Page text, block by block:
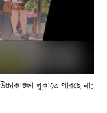
লুকাতে পারছে না: